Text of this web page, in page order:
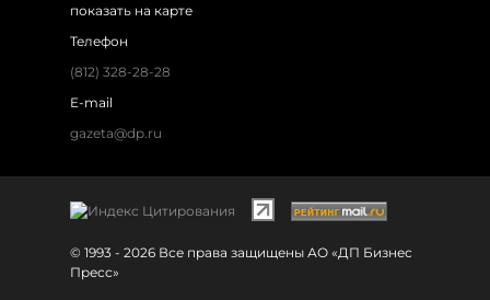
показать на карте
Телефон
(812) 328-28-28
E-mail
gazeta@dp.ru
© 1993 - 2026 Все права защищены АО «ДП Бизнес
Пресс»